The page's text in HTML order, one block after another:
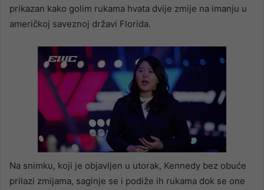
prikazan kako golim rukama hvata dvije zmije na imanju u
američkoj saveznoj državi Florida.
Na snimku, koji je objavljen u utorak, Kennedy bez obuće
prilazi zmijama, saginje se i podiže ih rukama dok se one